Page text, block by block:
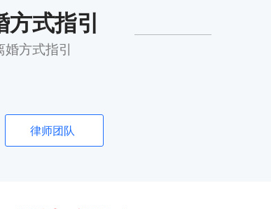
式指引
方式指引
律师团队